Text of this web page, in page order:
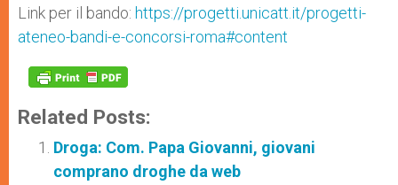
Link per il bando: https://progetti.unicatt.it/progetti-
ateneo-bandi-e-concorsi-roma#content
Related Posts:
Droga: Com. Papa Giovanni, giovani
comprano droghe da web